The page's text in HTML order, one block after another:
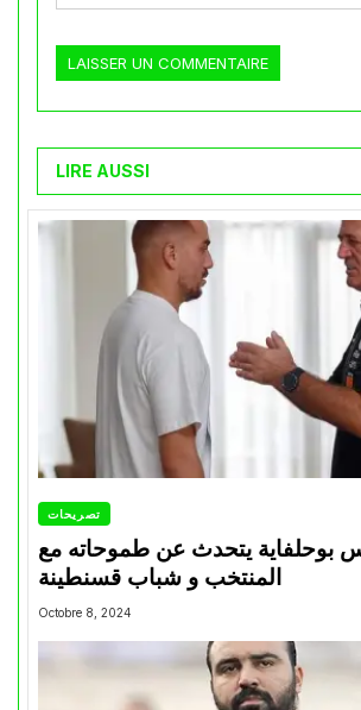
LIRE AUSSI
تصريحات
بوحلفاية يتحدث عن طموحاته مع
المنتخب و شباب قسنطينة
Octobre 8, 2024